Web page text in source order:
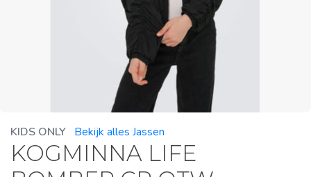
KIDS ONLY Bekijk alles Jassen
KOGMINNA LIFE